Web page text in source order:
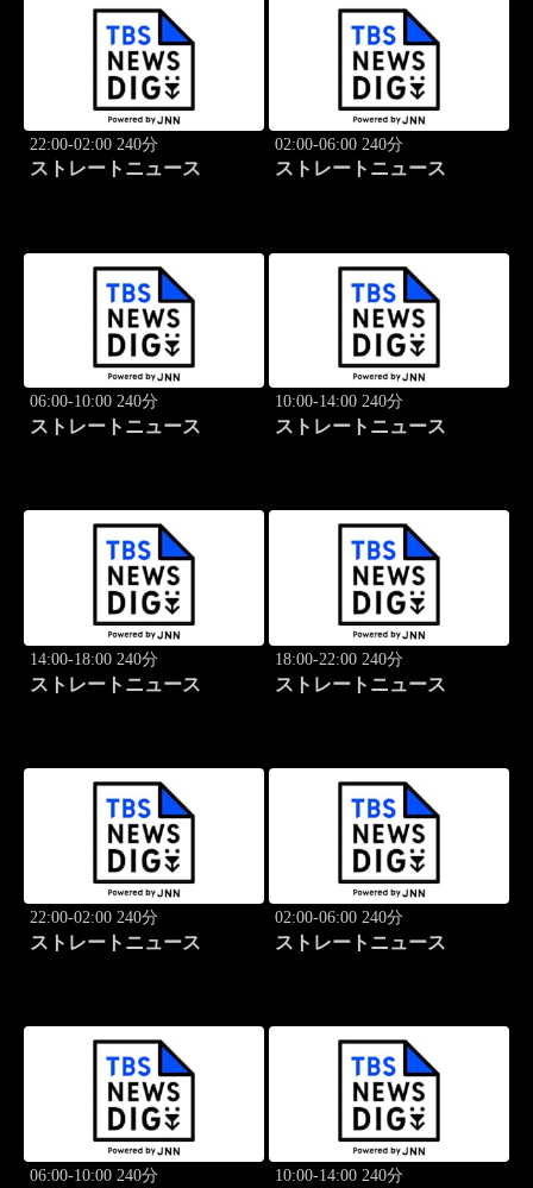
22:00-02:00 240分
ストレートニュース
02:00-06:00 240分
ストレートニュース
06:00-10:00 240分
ストレートニュース
10:00-14:00 240分
ストレートニュース
14:00-18:00 240分
ストレートニュース
18:00-22:00 240分
ストレートニュース
22:00-02:00 240分
ストレートニュース
02:00-06:00 240分
ストレートニュース
06:00-10:00 240分 10:00-14:00 240分